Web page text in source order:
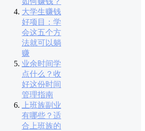
大学生赚钱
好项目：学
会这五个方
法就可以躺
赚
业余时间学
点什么？收
好这份时间
管理指南
上班族副业
有哪些？适
合上班族的